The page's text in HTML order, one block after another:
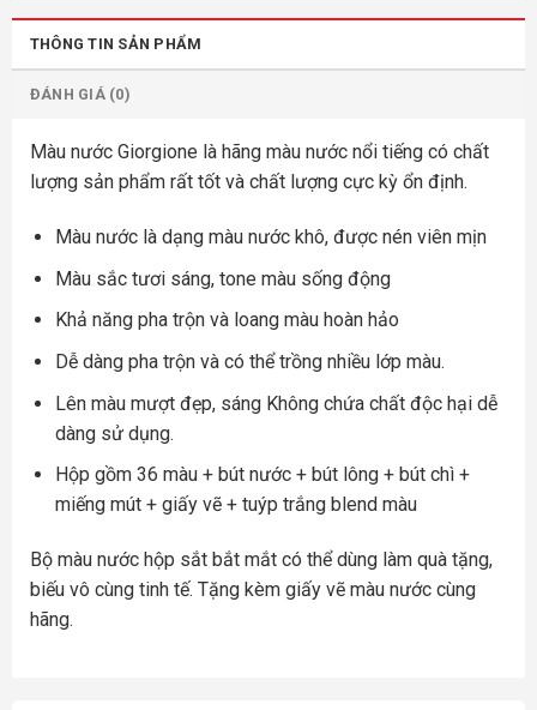
THÔNG TIN SẢN PHẨM
ĐÁNH GIÁ (0)
Màu nước Giorgione là hãng màu nước nổi tiếng có chất
lượng sản phẩm rất tốt và chất lượng cực kỳ ổn định.
Màu nước là dạng màu nước khô, được nén viên mịn
Màu sắc tươi sáng, tone màu sống động
Khả năng pha trộn và loang màu hoàn hảo
Dễ dàng pha trộn và có thể trồng nhiều lớp màu.
Lên màu mượt đẹp, sáng Không chứa chất độc hại dễ
dàng sử dụng.
Hộp gồm 36 màu + bút nước + bút lông + bút chì +
miếng mút + giấy vẽ + tuýp trắng blend màu
Bộ màu nước hộp sắt bắt mắt có thể dùng làm quà tặng,
biếu vô cùng tinh tế. Tặng kèm giấy vẽ màu nước cùng
hãng.